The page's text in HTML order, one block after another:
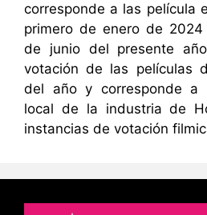
corresponde a las película
primero de enero de
de junio del presente
votación de las películas
del año y corresponde a
local de la industria de
instancias de votación